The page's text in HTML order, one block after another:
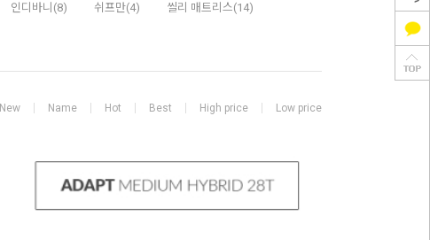
인디바니(8) 쉬프만(4) 씰리 매트리스(14)
New Name Hot Best High price Low price